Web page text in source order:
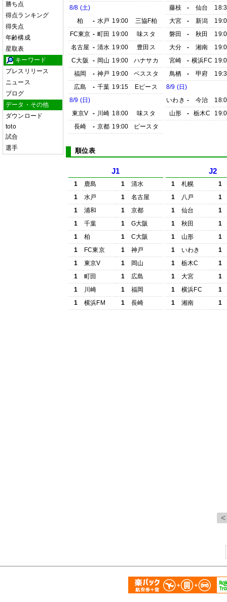
勝ち点
得点ランキング
得失点
年齢構成
星取表
キーワード
プレスリリース
ニュース
ブログ
データ・その他
ダウンロード
toto
試合
選手
8/8 (土)
柏
- 水戸 19:00
三協F柏
FC東京 - 町田 19:00
味スタ
名古屋 - 清水 19:00
豊田ス
C大阪
- 岡山 19:00
ハナサカ
福岡
- 神戸 19:00
ベススタ
広島
- 千葉 19:15
Eピース
8/9 (日)
東京V
- 川崎 18:00
味スタ
長崎
- 京都 19:00 ピースタ
藤枝
- 仙台
大宮
- 新潟
磐田
- 秋田
大分
- 湘南
宮崎
- 横浜FC
鳥栖
- 甲府
8/9 (日)
いわき - 今治
山形
- 栃木C
順位表
J1
1 鹿島 1
清水
1
水戸 1
名古屋
1
浦和 1
京都
1
千葉 1
G大阪
1
柏 1
C大阪
1
FC東京 1
神戸
1
東京V 1
岡山
1
町田 1
広島
1
川崎 1
福岡
1
横浜FM 1 長崎
J2
1 札幌
1
1
八戸
1
1
仙台
1
1
秋田
1
1
山形
1
1
いわき
1
1
栃木C
1
1
大宮
1
1
横浜FC
1
1
湘南 1